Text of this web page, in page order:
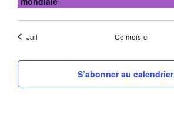
Juil Ce mois-ci
S’abonner au calendrier